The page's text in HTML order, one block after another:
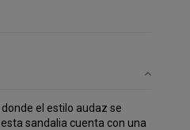
el estilo audaz se
sandalia cuenta con una